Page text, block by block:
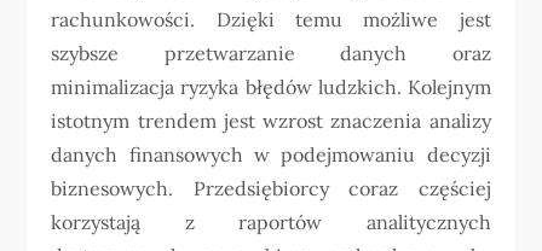
rachunkowości. Dzięki temu możliwe jest
szybsze przetwarzanie danych oraz
minimalizacja ryzyka błędów ludzkich. Kolejnym
istotnym trendem jest wzrost znaczenia analizy
danych finansowych w podejmowaniu decyzji
biznesowych. Przedsiębiorcy coraz częściej
korzystają z raportów analitycznych